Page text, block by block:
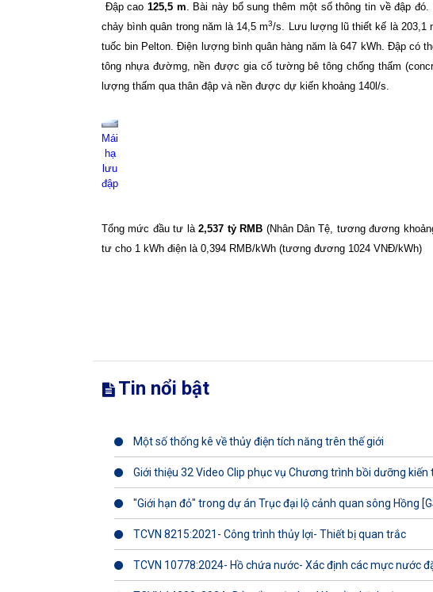
Đập cao125,5 m. Bài này bổ sung thêm một số thông tin về đập
chảy bình quân trong năm là 14,5 m3/s. Lưu lượng lũ thiết kế là 203,1
tuốc bin Pelton. Điện lượng bình quân hàng năm là 647 kWh. Đập có
tông nhựa đườmg, nền được gia cố tường bê tông chống thấm
lượng thấm qua thân đập và nền được dự kiến khoảng 140l/s.
Mái
hạ
lưu
đập
Tổng mức đầu tư là2,537 tỷ RMB (Nhân Dân Tệ, tương đương
tư cho 1 kWh điện là 0,394 RMB/kWh (tương đương 1024 VNĐ/kWh)
Tin nổi bật
Một số thống kê về thủy điện tích năng trên thế giới
Giới thiệu 32 Video Clip phục vụ Chương trình bồi dưỡng
"Giới hạn đỏ" trong dự án Trục đại lộ cảnh quan sông Hồng
TCVN 8215:2021- Công trình thủy lợi- Thiết bị quan trắc
TCVN 10778:2024- Hồ chứa nước- Xác định các mực nước